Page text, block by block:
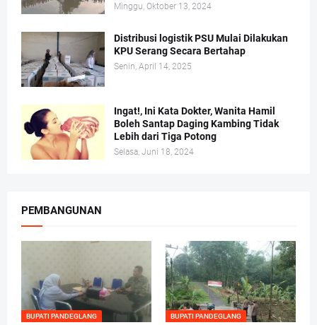
Minggu, Oktober 13, 2024
Distribusi logistik PSU Mulai Dilakukan
KPU Serang Secara Bertahap
Senin, April 14, 2025
Ingat!, Ini Kata Dokter, Wanita Hamil
Boleh Santap Daging Kambing Tidak
Lebih dari Tiga Potong
Selasa, Juni 18, 2024
PEMBANGUNAN
BUPATI PANDEGLANG BUPATI PANDEGLANG